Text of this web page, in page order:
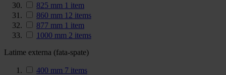
825 mm 1 item
860 mm 12 items
877 mm 1 item
1000 mm 2 items
Latime externa (fata-spate)
400 mm 7 items